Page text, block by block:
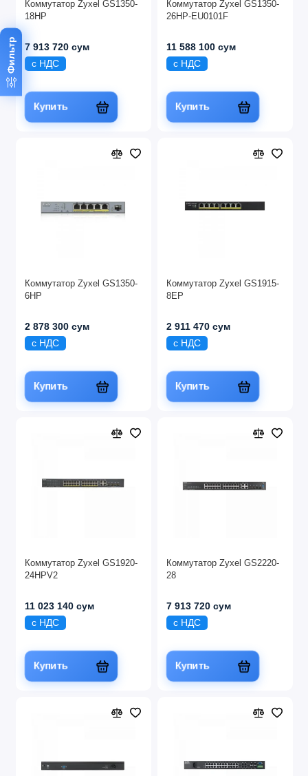
Фильтр
Коммутатор Zyxel GS1350-
18HP
7 913 720 сум
с НДС
Купить
Коммутатор Zyxel GS1350-
26HP-EU0101F
11 588 100 сум
с НДС
Купить
Коммутатор Zyxel GS1350-
6HP
2 878 300 сум
с НДС
Купить
Коммутатор Zyxel GS1915-
8EP
2 911 470 сум
с НДС
Купить
Коммутатор Zyxel GS1920-
24HPV2
11 023 140 сум
с НДС
Купить
Коммутатор Zyxel GS2220-
28
7 913 720 сум
с НДС
Купить